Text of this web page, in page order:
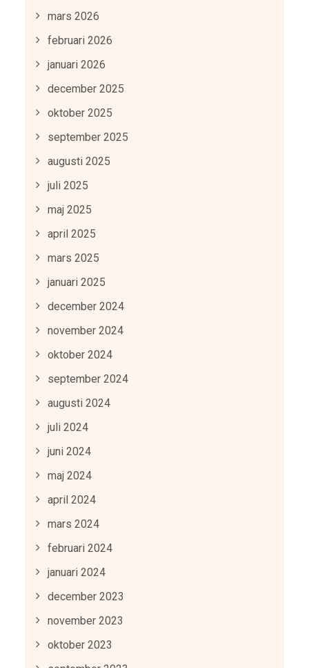
mars 2026
februari 2026
januari 2026
december 2025
oktober 2025
september 2025
augusti 2025
juli 2025
maj 2025
april 2025
mars 2025
januari 2025
december 2024
november 2024
oktober 2024
september 2024
augusti 2024
juli 2024
juni 2024
maj 2024
april 2024
mars 2024
februari 2024
januari 2024
december 2023
november 2023
oktober 2023